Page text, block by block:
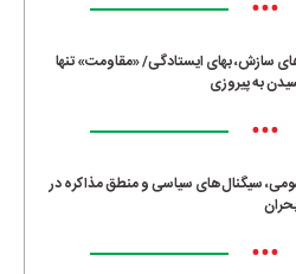
•••
سازش، بهای ایستادگی/ «مقاومت» تنها
به پیروزی
•••
سیگنال‌های سیاسی و منطق مذاکره در
•••